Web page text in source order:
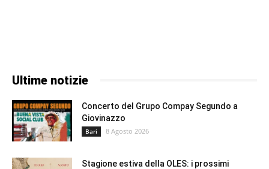
Ultime notizie
Concerto del Grupo Compay Segundo a
Giovinazzo
Bari 8 Agosto 2026
Stagione estiva della OLES: i prossimi